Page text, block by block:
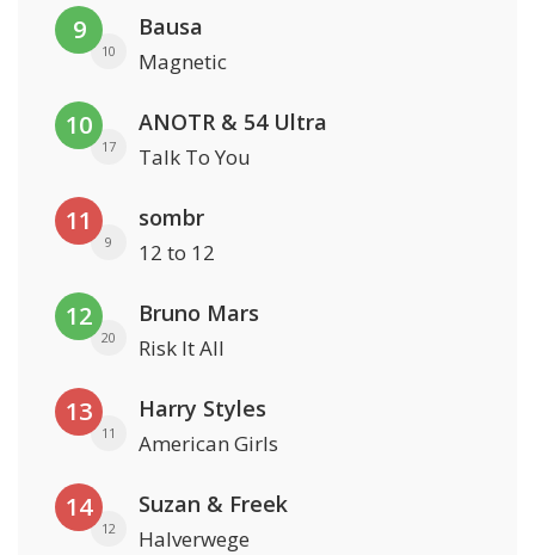
9
10
Bausa
Magnetic
10
17
ANOTR & 54 Ultra
Talk To You
11
9
sombr
12 to 12
12
20
Bruno Mars
Risk It All
13
11
Harry Styles
American Girls
14
12
Suzan & Freek
Halverwege